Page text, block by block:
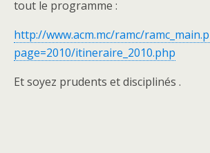
tout le programme :
http://www.acm.mc/ramc/
page=2010/itineraire_2010.php
Et soyez prudents et disciplinés .